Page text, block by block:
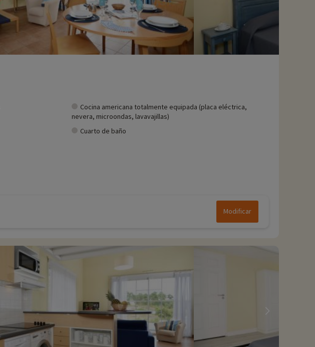
Cocina americana totalmente equipada (placa eléctrica,
nevera, microondas, lavavajillas)
Cuarto de baño
Modificar